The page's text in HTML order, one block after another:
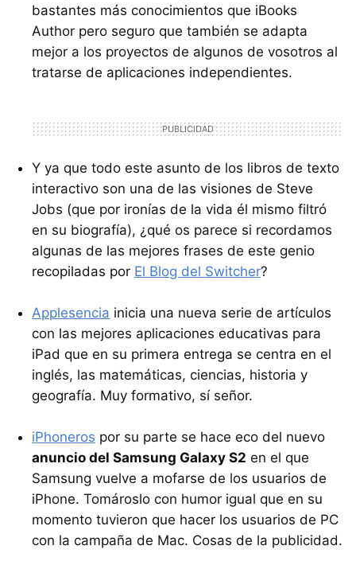
bastantes más conocimientos que iBooks
Author pero seguro que también se adapta
mejor a los proyectos de algunos de vosotros al
tratarse de aplicaciones independientes.
Y ya que todo este asunto de los libros de texto
interactivo son una de las visiones de Steve
Jobs (que por ironías de la vida él mismo filtró
en su biografía), ¿qué os parece si recordamos
algunas de las mejores frases de este genio
recopiladas por El Blog del Switcher?
Applesencia inicia una nueva serie de artículos
con las mejores aplicaciones educativas para
iPad que en su primera entrega se centra en el
inglés, las matemáticas, ciencias, historia y
geografía. Muy formativo, sí señor.
iPhoneros por su parte se hace eco del nuevo
anuncio del Samsung Galaxy S2 en el que
Samsung vuelve a mofarse de los usuarios de
iPhone. Tomároslo con humor igual que en su
momento tuvieron que hacer los usuarios de PC
con la campaña de Mac. Cosas de la publicidad.